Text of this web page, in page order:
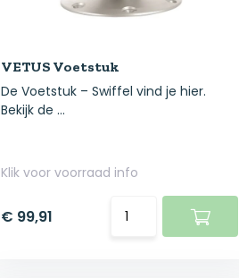
VETUS Voetstuk
De Voetstuk – Swiffel vind je hier.
Bekijk de ...
Klik voor voorraad info
€ 99,91